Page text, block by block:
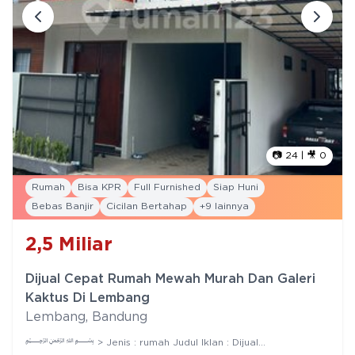
📷 24 | 🎥 0
Rumah Bisa KPR Full Furnished Siap Huni
Bebas Banjir Cicilan Bertahap +9 lainnya
2,5 Miliar
Dijual Cepat Rumah Mewah Murah Dan Galeri
Kaktus Di Lembang
Lembang, Bandung
﷽ > Jenis : rumah Judul Iklan : Dijual